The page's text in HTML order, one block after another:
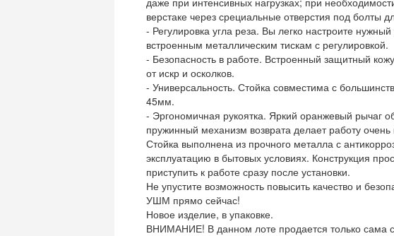
верстаке через срециальные отверстия под болты
- Регулировка угла реза. Вы легко настроите
встроенным металлическим тискам с регулировкой.
- Безопасность в работе. Встроенный защитный
от искр и осколков.
- Универсальность. Стойка совместима с
45мм.
- Эргономичная рукоятка. Яркий оранжевый рычаг
пружинный механизм возврата делает работу
Стойка выполнена из прочного металла с
эксплуатацию в бытовых условиях. Конструкция
приступить к работе сразу после установки.
Не упустите возможность повысить качество и
УШМ прямо сейчас!
Новое изделие, в упаковке.
ВНИМАНИЕ! В данном лоте продается только сама